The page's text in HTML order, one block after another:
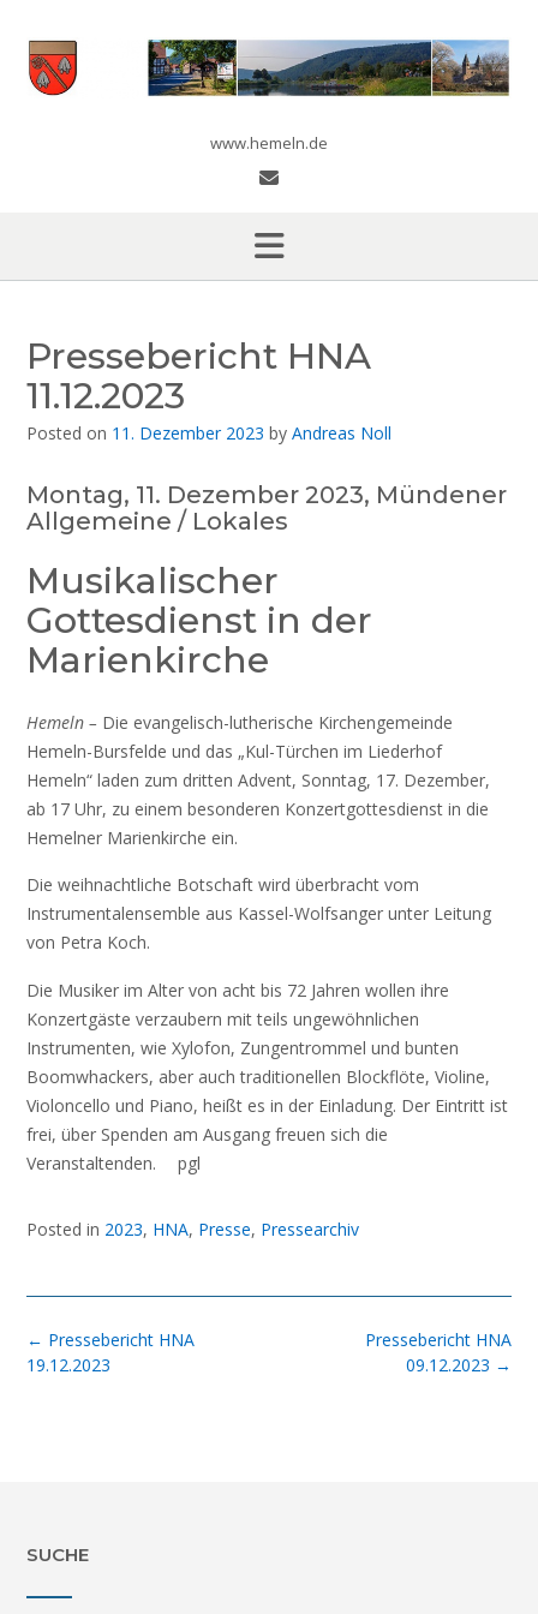
content
www.hemeln.de
Pressebericht HNA
11.12.2023
Posted on 11. Dezember 2023 by Andreas Noll
Montag, 11. Dezember 2023, Mündener
Allgemeine / Lokales
Musikalischer
Gottesdienst in der
Marienkirche
Hemeln – Die evangelisch-lutherische Kirchengemeinde
Hemeln-Bursfelde und das „Kul-Türchen im Liederhof
Hemeln“ laden zum dritten Advent, Sonntag, 17. Dezember,
ab 17 Uhr, zu einem besonderen Konzertgottesdienst in die
Hemelner Marienkirche ein.
Die weihnachtliche Botschaft wird überbracht vom
Instrumentalensemble aus Kassel-Wolfsanger unter Leitung
von Petra Koch.
Die Musiker im Alter von acht bis 72 Jahren wollen ihre
Konzertgäste verzaubern mit teils ungewöhnlichen
Instrumenten, wie Xylofon, Zungentrommel und bunten
Boomwhackers, aber auch traditionellen Blockflöte, Violine,
Violoncello und Piano, heißt es in der Einladung. Der Eintritt ist
frei, über Spenden am Ausgang freuen sich die
Veranstaltenden. pgl
Posted in 2023, HNA, Presse, Pressearchiv
Post
navigation
Pressebericht HNA
09.12.2023 →
← Pressebericht HNA
19.12.2023
SUCHE